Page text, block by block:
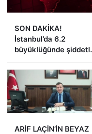
SON DAKİKA!
İstanbul’da 6.2
büyüklüğünde şiddetli
ARİF LAÇİN’İN BEYAZ